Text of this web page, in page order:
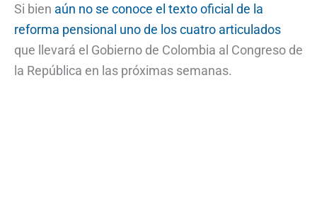
Si bien aún no se conoce el texto oficial de la
reforma pensional uno de los cuatro articulados
que llevará el Gobierno de Colombia al Congreso de
la República en las próximas semanas.